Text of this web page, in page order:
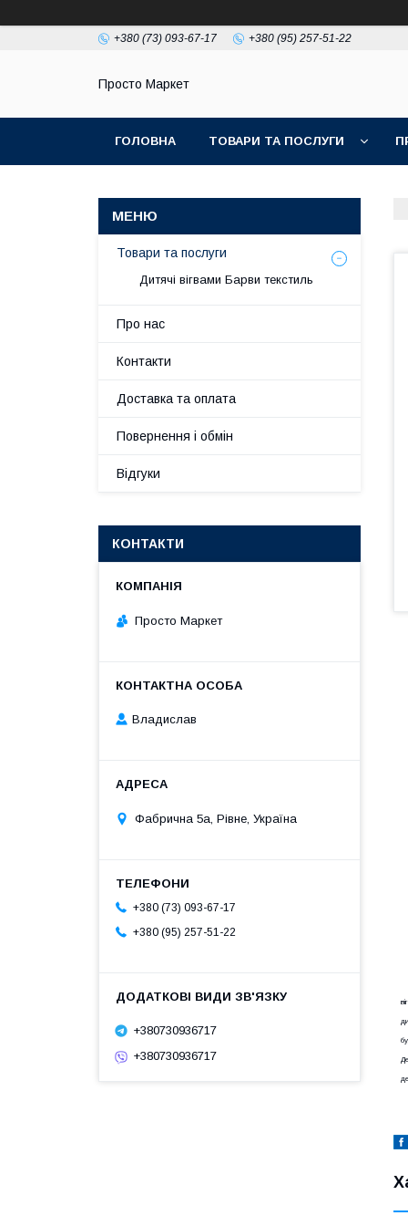
+380 (73) 093-67-17 +380 (95) 257-51-22
Просто Маркет
ГОЛОВНА ТОВАРИ ТА ПОСЛУГИ
Товари та послуги
Дитячі вігвами Барви текстиль
Про нас
Контакти
Доставка та оплата
Повернення і обмін
Відгуки
КОНТАКТИ
Просто Маркет
Владислав
Фабрична 5а, Рівне, Україна
+380 (73) 093-67-17
+380 (95) 257-51-22
+380730936717
+380730936717